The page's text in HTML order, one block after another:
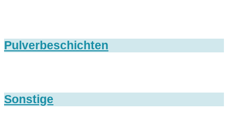
Pulverbeschichten
Sonstige